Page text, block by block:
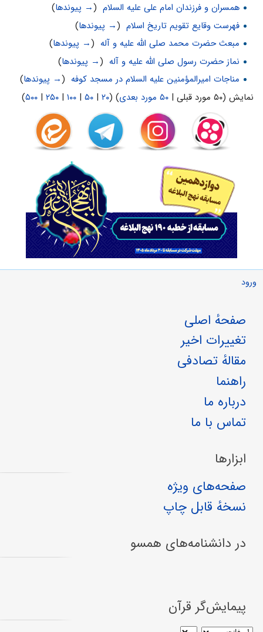
همسران و فرزندان امام علی علیه السلام‏
(→ پیوندها)
فهرست وقایع تقویم تاریخ اسلام‏
(→ پیوندها)
مبعث حضرت محمد صلی الله علیه و آله‏
(→ پیوندها)
نماز حضرت رسول صلی الله علیه و آله‏
(→ پیوندها)
مناجات اميرالمؤمنين علیه السلام در مسجد کوفه‏
(→ پیوندها)
نمایش (۵۰ مورد قبلی |
۵۰ مورد بعدی ) (۲۰ | ۵۰ | ۱۰۰ | ۲۵۰ | ۵۰۰)
ورود
صفحهٔ اصلی
تغییرات اخیر
مقالهٔ تصادفی
راهنما
درباره ما
تماس با ما
ابزارها
صفحه‌های ویژه
نسخهٔ قابل چاپ
در دانشنامه‌های همسو
پیمایش‌گر قرآن